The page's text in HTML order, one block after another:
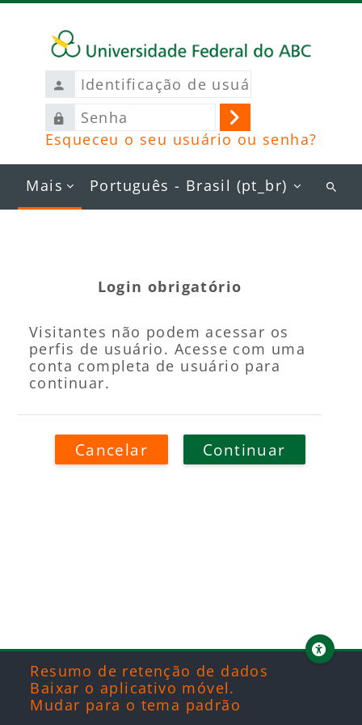
Ir para o conteúdo principal
Identificação
de
usuário
Senha
Acessar
Esqueceu o seu usuário ou senha?
Mais Português - Brasil ‎(pt_br)‎
Login obrigatório
Visitantes não podem acessar os
perfis de usuário. Acesse com uma
conta completa de usuário para
continuar.
Cancelar Continuar
Resumo de retenção de dados
Baixar o aplicativo móvel.
Mudar para o tema padrão